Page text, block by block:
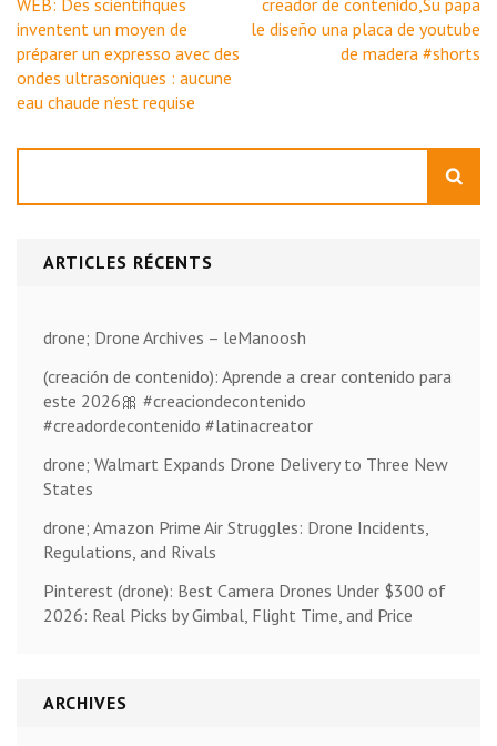
de
l’article
WEB: Des scientifiques
inventent un moyen de
préparer un expresso avec des
ondes ultrasoniques : aucune
eau chaude n’est requise
creador de contenido,Su papa
le diseño una placa de youtube
de madera #shorts
ARTICLES RÉCENTS
drone; Drone Archives – leManoosh
(creación de contenido): Aprende a crear contenido para
este 2026🎀 #creaciondecontenido
#creadordecontenido #latinacreator
drone; Walmart Expands Drone Delivery to Three New
States
drone; Amazon Prime Air Struggles: Drone Incidents,
Regulations, and Rivals
Pinterest (drone): Best Camera Drones Under $300 of
2026: Real Picks by Gimbal, Flight Time, and Price
ARCHIVES